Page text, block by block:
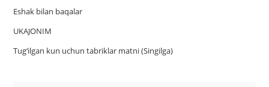
Eshak bilan baqalar
UKAJONIM
Tug‘ilgan kun uchun tabriklar matni (Singilga)